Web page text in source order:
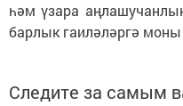
һәм үзара
барлык гаиләләргә моны
Следите за самым